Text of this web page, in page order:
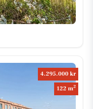
4.295.000 kr
122 m2